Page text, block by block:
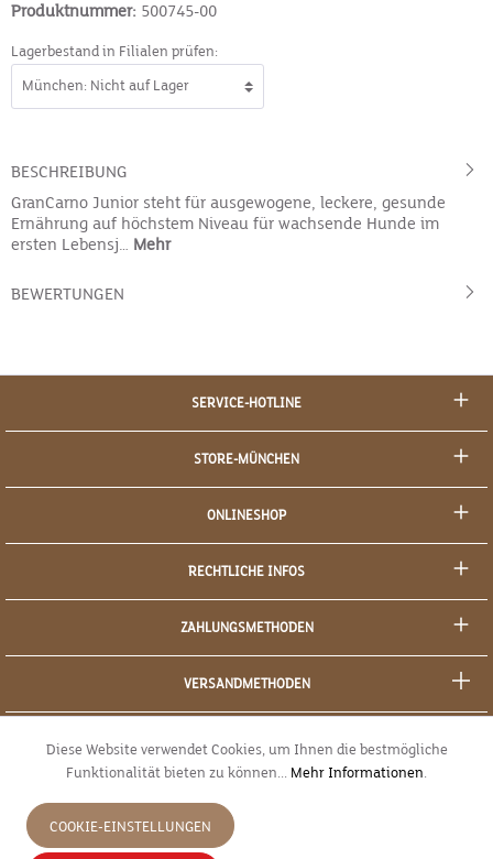
Produktnummer: 500745-00
Lagerbestand in Filialen prüfen:
BESCHREIBUNG
GranCarno Junior steht für ausgewogene, leckere, gesunde
Ernährung auf höchstem Niveau für wachsende Hunde im
ersten Lebensj… Mehr
BEWERTUNGEN
SERVICE-HOTLINE
STORE-MÜNCHEN
ONLINESHOP
RECHTLICHE INFOS
ZAHLUNGSMETHODEN
VERSANDMETHODEN
Diese Website verwendet Cookies, um Ihnen die bestmögliche
Funktionalität bieten zu können... Mehr Informationen.
COOKIE-EINSTELLUNGEN